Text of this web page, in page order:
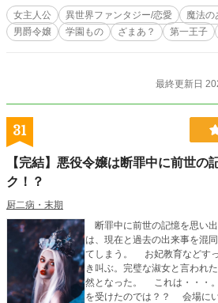
め描写有り
女主人公 異世界ファンタジー/恋愛 魔法の
男爵令嬢
学園もの ざまあ？ 第一王子
最終更新日
31
【完結】悪役令嬢は断罪中に前世の
ク！？
厨二病・末期
断罪中に前世の記憶を思い
は、現在と過去の出来事を混
てしまう。 お妃教育などすっかり忘れ、無様に取り乱し泣
き叫ぶ。完璧な淑女と言われ
然となった。 これは・・・。 虐めを行うほど酷い仕打ち
を受けたのでは？？ 会場に